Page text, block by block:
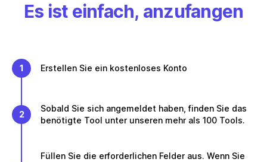
Es ist einfach, anzufangen
1 Erstellen Sie ein kostenloses Konto
2
Sobald Sie sich angemeldet haben, finden Sie das
benötigte Tool unter unseren mehr als 100 Tools.
Füllen Sie die erforderlichen Felder aus. Wenn Sie